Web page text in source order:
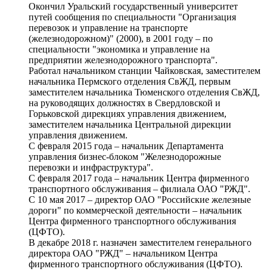
Окончил Уральский государственный университет
путей сообщения по специальности "Организация
перевозок и управление на транспорте
(железнодорожном)" (2000), в 2001 году – по
специальности "экономика и управление на
предприятии железнодорожного транспорта".
Работал начальником станции Чайковская, заместителем
начальника Пермского отделения СвЖД, первым
заместителем начальника Тюменского отделения СвЖД,
на руководящих должностях в Свердловской и
Горьковской дирекциях управления движением,
заместителем начальника Центральной дирекции
управления движением.
С февраля 2015 года – начальник Департамента
управления бизнес-блоком "Железнодорожные
перевозки и инфраструктура".
С февраля 2017 года – начальник Центра фирменного
транспортного обслуживания – филиала ОАО "РЖД".
С 10 мая 2017 – директор ОАО "Российские железные
дороги" по коммерческой деятельности – начальник
Центра фирменного транспортного обслуживания
(ЦФТО).
В декабре 2018 г. назначен заместителем генерального
директора ОАО "РЖД" – начальником Центра
фирменного транспортного обслуживания (ЦФТО).